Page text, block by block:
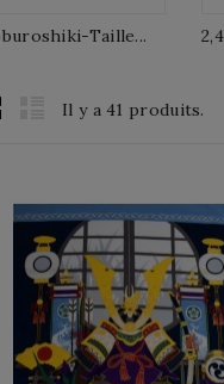
Taille...
Il y a 41 produits.